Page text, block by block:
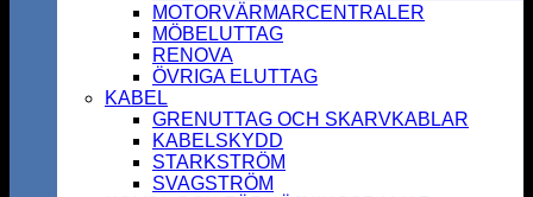
MOTORVÄRMARCENTRALER
MÖBELUTTAG
RENOVA
ÖVRIGA ELUTTAG
KABEL
GRENUTTAG OCH SKARVKABLAR
KABELSKYDD
STARKSTRÖM
SVAGSTRÖM